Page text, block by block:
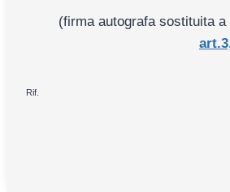
(firma autografa sostituita
Rif.